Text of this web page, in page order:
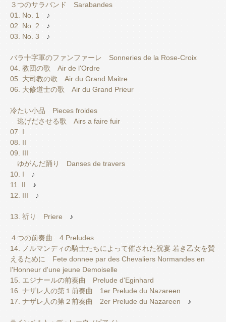
３つのサラバンド Sarabandes
01. No. 1 ♪
02. No. 2 ♪
03. No. 3 ♪
バラ十字軍のファンファーレ Sonneries de la Rose-Croix
04. 教団の歌 Air de l'Ordre
05. 大司教の歌 Air du Grand Maitre
06. 大修道士の歌 Air du Grand Prieur
冷たい小品 Pieces froides
逃げださせる歌 Airs a faire fuir
07. I
08. II
09. III
ゆがんだ踊り Danses de travers
10. I ♪
11. II ♪
12. III ♪
13. 祈り Priere ♪
４つの前奏曲 4 Preludes
14. ノルマンディの騎士たちによって催された祝宴 若き乙女を賛
えるために Fete donnee par des Chevaliers Normandes en
l'Honneur d'une jeune Demoiselle
15. エジナールの前奏曲 Prelude d'Eginhard
16. ナザレ人の第１前奏曲 1er Prelude du Nazareen
17. ナザレ人の第２前奏曲 2er Prelude du Nazareen ♪